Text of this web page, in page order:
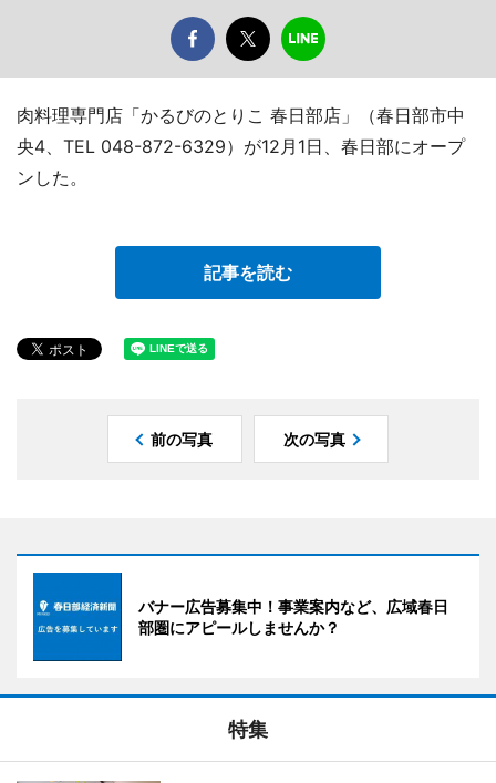
肉料理専門店「かるびのとりこ 春日部店」（春日部市中
央4、TEL 048-872-6329）が12月1日、春日部にオープ
ンした。
記事を読む
前の写真 次の写真
バナー広告募集中！事業案内など、広域春日
部圏にアピールしませんか？
特集